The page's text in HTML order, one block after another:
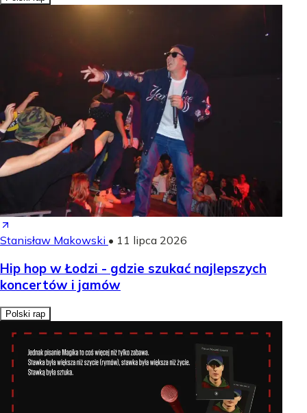
Stanisław Makowski • 11 lipca 2026
Hip hop w Łodzi - gdzie szukać najlepszych
koncertów i jamów
Polski rap